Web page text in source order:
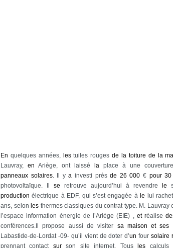
En quelques années, lestuiles rougesde la toiture de la
Lauvray, en Ariège, ont laissé la place à une
panneaux solaires. Il ya investi prèsde 26 000 € pour 30
photovoltaïque. Il se retrouve aujourd’hui à revendre le
production électrique à EDF, qui s’est engagée à le lui
ans, selon les thermes classiques du contrat type. M. Lauvray
l’espace information énergie de l’Ariège (EIE) , et réalise
conférences.Il propose aussi de visiter sa maison et ses
Labastide-de-Lordat -09- qu’il vient de doter d’un foursolaire
prennant contact surson site internet, Tous les calculs